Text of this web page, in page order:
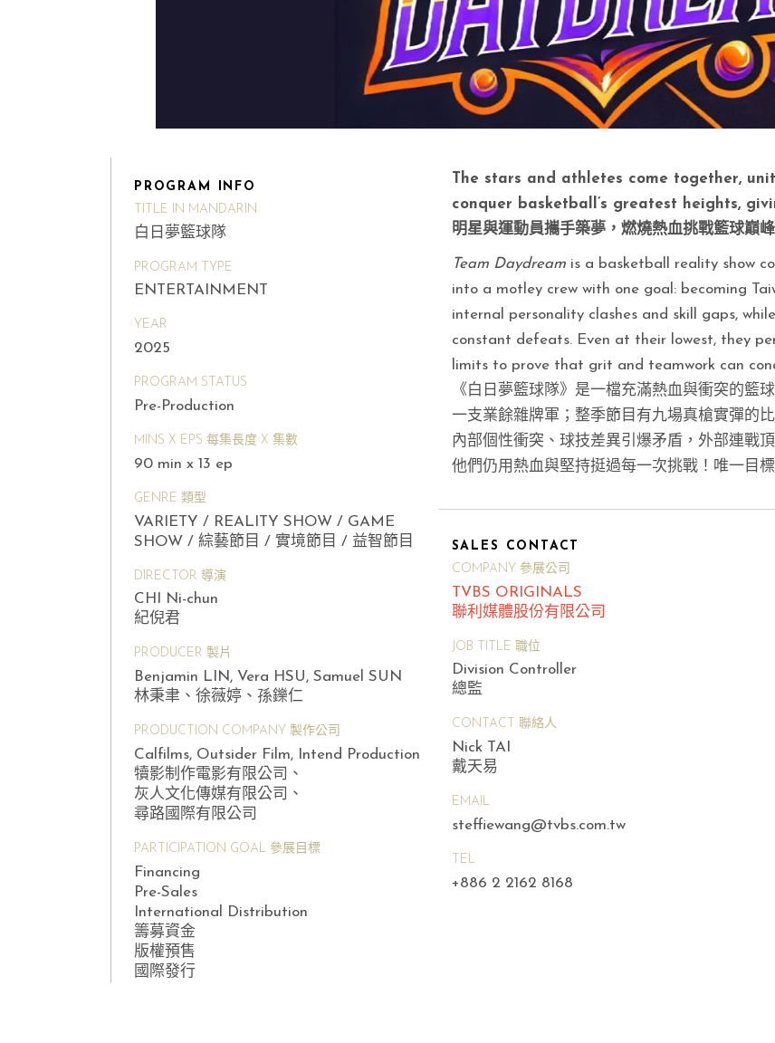
PROGRAM INFO
TITLE IN MANDARIN
白日夢籃球隊
PROGRAM TYPE
ENTERTAINMENT
YEAR
2025
PROGRAM STATUS
Pre-Production
MINS X EPS 每集長度 X 集數
90 min x 13 ep
GENRE 類型
VARIETY / REALITY SHOW / GAME
SHOW / 綜藝節目 / 實境節目 / 益智節目
DIRECTOR 導演
CHI Ni-chun
紀倪君
PRODUCER 製片
Benjamin LIN, Vera HSU, Samuel SUN
林秉聿、徐薇婷、孫鑠仁
PRODUCTION COMPANY 製作公司
Calfilms, Outsider Film, Intend Production
犢影制作電影有限公司、
灰人文化傳媒有限公司、
尋路國際有限公司
PARTICIPATION GOAL 參展目標
Financing
Pre-Sales
International Distribution
籌募資金
版權預售
國際發行
The stars and athletes come together,
conquer basketball’s greatest heights,
明星與運動員攜手築夢，燃燒熱血挑戰籃球巔
Team Daydreamis a basketball reality show
into a motley crew with one goal: becoming
internal personality clashes and skill gaps,
constant defeats. Even at their lowest, they
limits to prove that grit and teamwork can
《白日夢籃球隊》是一檔充滿熱血與衝突的籃
一支業餘雜牌軍；整季節目有九場真槍實彈的
內部個性衝突、球技差異引爆矛盾，外部連戰
他們仍用熱血與堅持挺過每一次挑戰！唯一目
SALES CONTACT
COMPANY 參展公司
TVBS ORIGINALS
聯利媒體股份有限公司
JOB TITLE 職位
Division Controller
總監
CONTACT 聯絡人
Nick TAI
戴天易
EMAIL
steffiewang@tvbs.com.tw
TEL
+886 2 2162 8168